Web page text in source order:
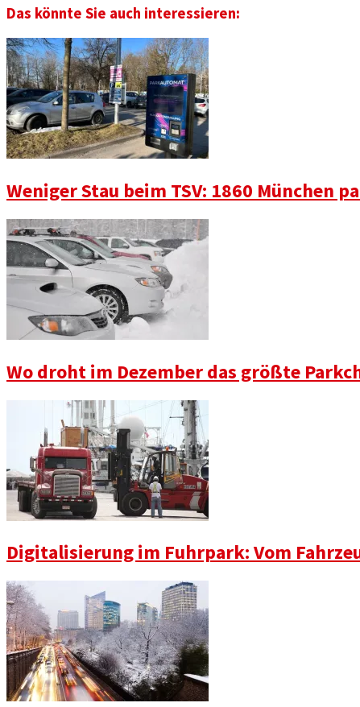
Das könnte Sie auch interessieren:
Weniger Stau beim TSV: 1860 München
Wo droht im Dezember das größte
Digitalisierung im Fuhrpark: Vom